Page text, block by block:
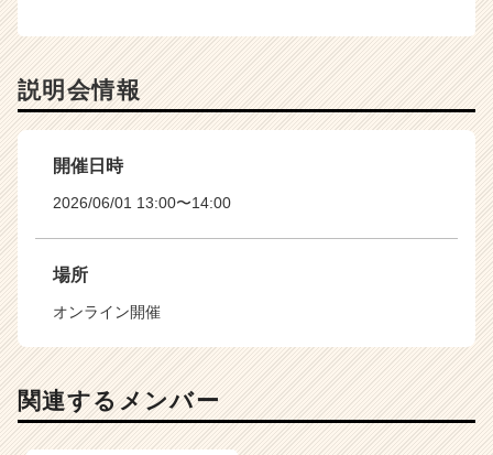
説明会情報
開催日時
2026/06/01 13:00〜14:00
場所
オンライン開催
関連するメンバー